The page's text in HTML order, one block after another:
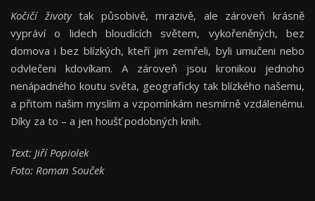
Kočičí životytak působivě, mrazivě, ale zároveň krásně
vypráví o lidech bloudících světem, vykořeněných, bez
domova i bez blízkých, kteří jim zemřeli, byli umučeni nebo
odvlečeni kdovíkam. A zároveň jsou kronikou jednoho
nenápadného koutu světa, geograficky tak blízkého našemu,
a přitom našim myslím a vzpomínkám nesmírně vzdálenému.
Díky za to – a jen houšť podobných knih.
Text: Jiří Popiolek
Foto: Roman Souček